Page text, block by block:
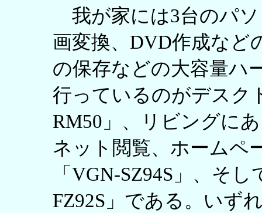
我が家には3台のパ
画変換、DVD作成など
の保存などの大容量ハ
行っているのがデスク
RM50」、リビングに
ネット閲覧、ホームペ
「VGN-SZ94S」、そ
FZ92S」である。いず